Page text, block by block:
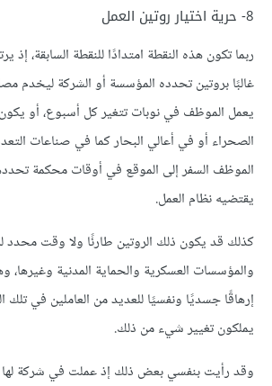
8- حرية اختيار روتين العمل
ربما تكون هذه النقطة امتدادًا للنقطة السابقة، إذ
غالبًا بروتين تحدده المؤسسة أو الشركة ليخدم
يعمل الموظف في نوبات تتغير كل أسبوع، أو
الصحراء أو في أعالي البحار كما في صناعات
الموظف السفر إلى الموقع في أوقات محكمة
يقتضيه نظام العمل.
كذلك قد يكون ذلك الروتين طارئًا ولا وقت محدد
والمؤسسات العسكرية والحماية المدنية
إرهاقًا جسديًا ونفسيًا للعديد من العاملين في تلك
يملكون تغيير شيء من ذلك.
وقد رأيت بنفسي بعض ذلك إذ عملت في شركة